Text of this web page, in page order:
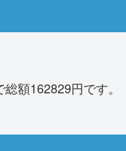
額162829円です。